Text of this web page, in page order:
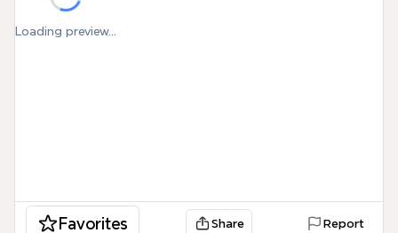
Loading preview...
Favorites Share Report